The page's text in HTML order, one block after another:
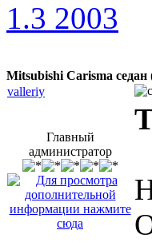
1.3 2003
Mitsubishi Carisma
valleriy
Главный
администратор